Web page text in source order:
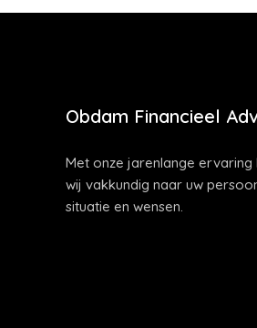
Obdam Financieel
Met onze jarenlange ervaring
wij vakkundig naar uw
situatie en wensen.